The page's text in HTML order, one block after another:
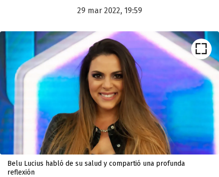
29 mar 2022, 19:59
Belu Lucius habló de su salud y compartió una profunda
reflexión